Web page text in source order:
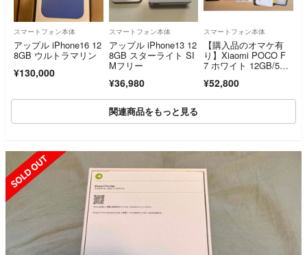
スマートフォン本体
アップル iPhone16 12
8GB ウルトラマリン
¥130,000
スマートフォン本体
アップル iPhone13 12
8GB スターライト SI
Mフリー
¥36,980
スマートフォン本体
【購入品のオマケ有
り】Xiaomi POCO F
7 ホワイト 12GB/512
¥52,800
関連商品をもっと見る
SOLD OUT